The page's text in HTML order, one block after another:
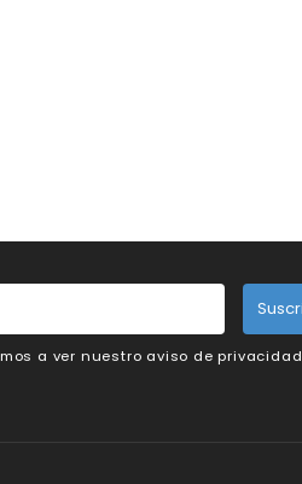
a ver nuestro aviso de